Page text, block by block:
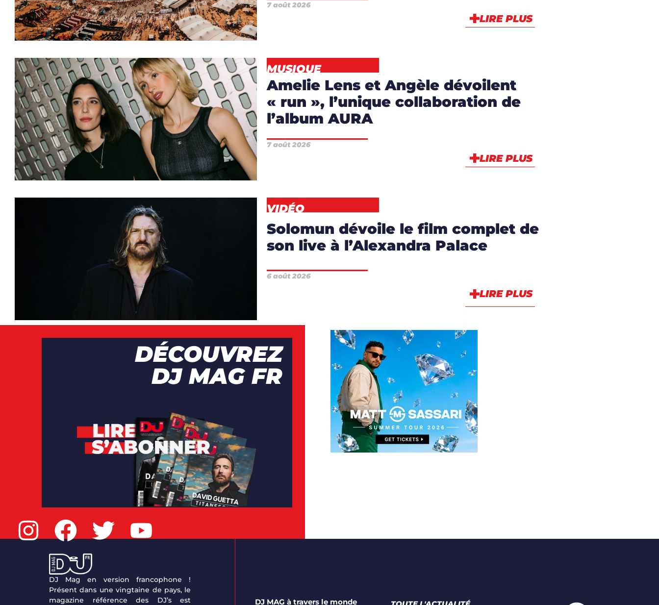
ARTICLES,EVENT,NEWS
7 août 2026
LIRE PLUS
ARTICLES,ARTISTES,
ARTISTES,DJS,
MUSIQUE ,NEWS
MUSIQUE
Amelie Lens et Angèle dévoilent
« run », l’unique collaboration de
l’album AURA
7 août 2026
LIRE PLUS
ARTICLES ,ARTISTES
NEWS
VIDÉO
Solomun dévoile le film complet de
son live à l’Alexandra Palace
6 août 2026
LIRE PLUS
DÉCOUVREZ
DJ MAG FR
DJ Mag en version francophone !
Présent dans une vingtaine de pays, le
magazine référence des DJ’s est
DJ MAG à travers le monde